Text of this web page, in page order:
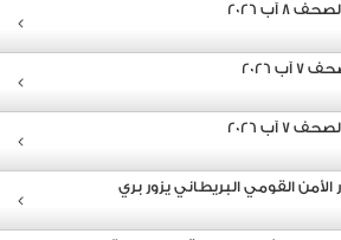
8 آب 2026
آب 2026
7 آب 2026
القومي البريطاني يزور بري